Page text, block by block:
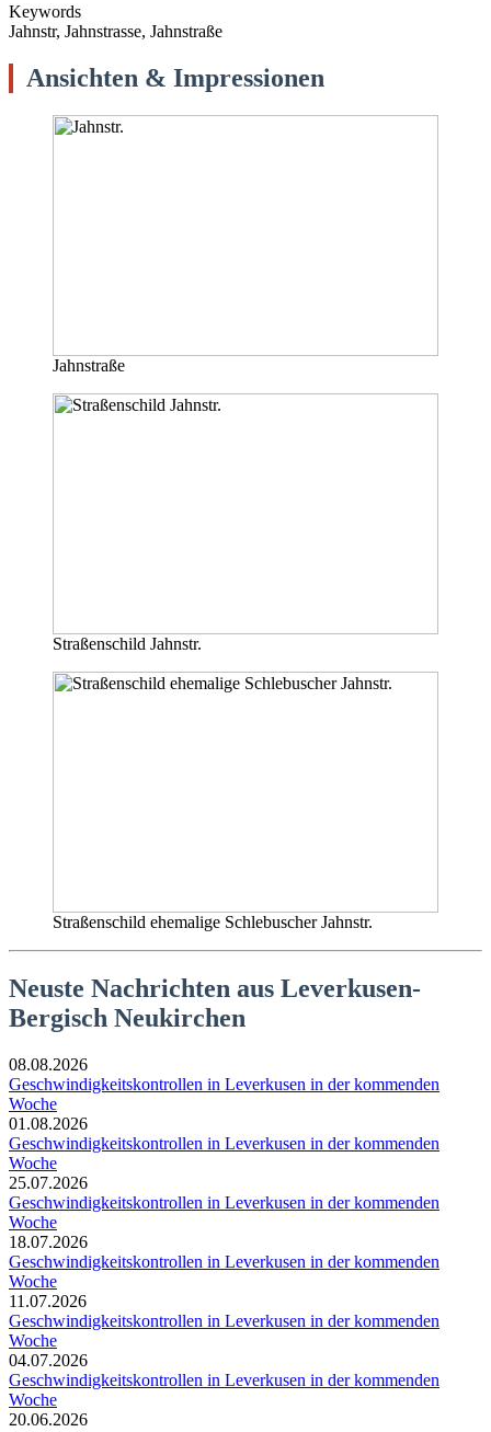
Keywords
Jahnstr, Jahnstrasse, Jahnstraße
Ansichten & Impressionen
Jahnstraße
Straßenschild Jahnstr.
Straßenschild ehemalige Schlebuscher Jahnstr.
Neuste Nachrichten aus Leverkusen-
Bergisch Neukirchen
08.08.2026
Geschwindigkeitskontrollen in Leverkusen in der kommenden
Woche
01.08.2026
Geschwindigkeitskontrollen in Leverkusen in der kommenden
Woche
25.07.2026
Geschwindigkeitskontrollen in Leverkusen in der kommenden
Woche
18.07.2026
Geschwindigkeitskontrollen in Leverkusen in der kommenden
Woche
11.07.2026
Geschwindigkeitskontrollen in Leverkusen in der kommenden
Woche
04.07.2026
Geschwindigkeitskontrollen in Leverkusen in der kommenden
Woche
20.06.2026